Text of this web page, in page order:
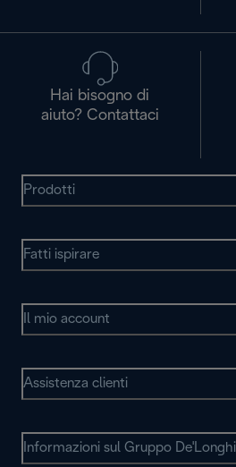
Hai bisogno di
aiuto? Contattaci
Prodotti
Fatti ispirare
Il mio account
Assistenza clienti
Informazioni sul Gruppo De'Longhi